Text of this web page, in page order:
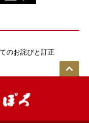
のお詫びと訂正